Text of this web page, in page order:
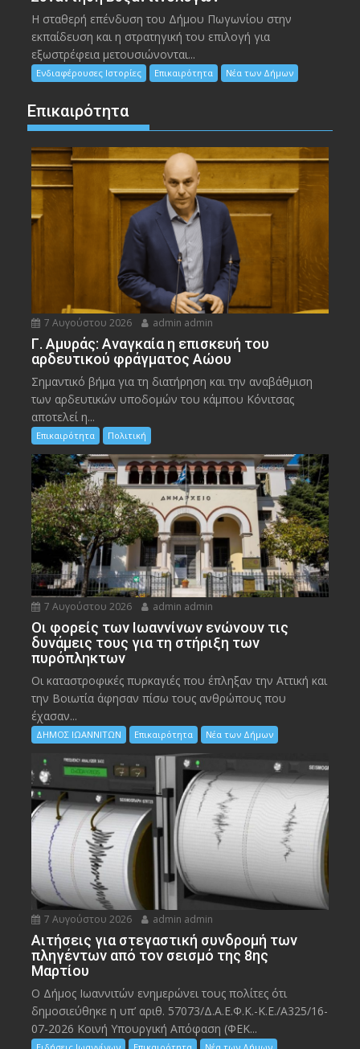
Η σταθερή επένδυση του Δήμου Πωγωνίου στην
εκπαίδευση και η στρατηγική του επιλογή για
εξωστρέφεια μετουσιώνονται...
Ενδιαφέρουσες Ιστορίες Επικαιρότητα Νέα των Δήμων
Επικαιρότητα
7 Αυγούστου 2026 admin admin
Γ. Αμυράς: Αναγκαία η επισκευή του
αρδευτικού φράγματος Αώου
Σημαντικό βήμα για τη διατήρηση και την αναβάθμιση
των αρδευτικών υποδομών του κάμπου Κόνιτσας
αποτελεί η...
Επικαιρότητα Πολιτική
7 Αυγούστου 2026 admin admin
Οι φορείς των Ιωαννίνων ενώνουν τις
δυνάμεις τους για τη στήριξη των
πυρόπληκτων
Οι καταστροφικές πυρκαγιές που έπληξαν την Αττική και
την Bοιωτία άφησαν πίσω τους ανθρώπους που
έχασαν...
ΔΗΜΟΣ ΙΩΑΝΝΙΤΩΝ Επικαιρότητα Νέα των Δήμων
7 Αυγούστου 2026 admin admin
Αιτήσεις για στεγαστική συνδρομή των
πληγέντων από τον σεισμό της 8ης
Μαρτίου
Ο Δήμος Ιωαννιτών ενημερώνει τους πολίτες ότι
δημοσιεύθηκε η υπ’ αριθ. 57073/Δ.Α.Ε.Φ.Κ.-Κ.Ε./Α325/16-
07-2026 Κοινή Υπουργική Απόφαση (ΦΕΚ...